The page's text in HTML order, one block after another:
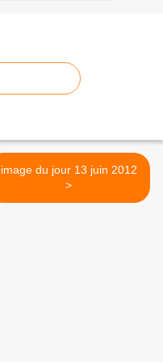
image du jour 13 juin 2012
>